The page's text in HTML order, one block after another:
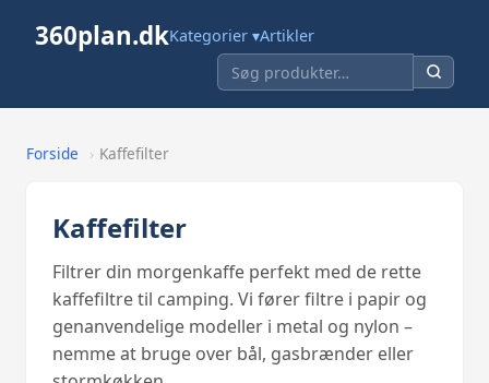
360plan.dkKategorier ▾Artikler
Forside › Kaffefilter
Kaffefilter
Filtrer din morgenkaffe perfekt med de rette
kaffefiltre til camping. Vi fører filtre i papir og
genanvendelige modeller i metal og nylon –
nemme at bruge over bål, gasbrænder eller